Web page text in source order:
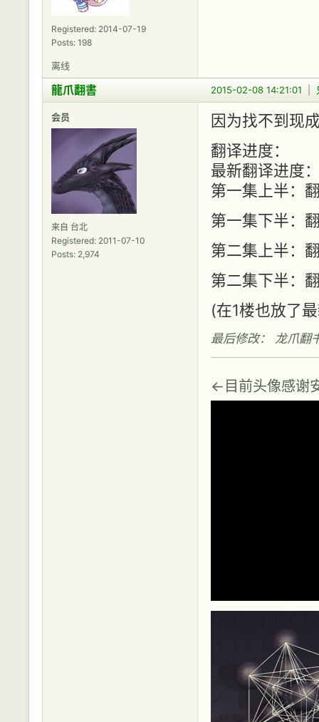
Registered: 2014-07-19
Posts: 198
离线
2015-02-08 14:21:01
龍爪翻書
会员
来自 台北
Registered: 2011-07-10
Posts: 2,974
因为找不到现
翻译进度：
最新翻译进度
第一集上半：
第一集下半：
第二集上半：
第二集下半：
(在1楼也放了
最后修改： 龙爪
←目前头像感谢